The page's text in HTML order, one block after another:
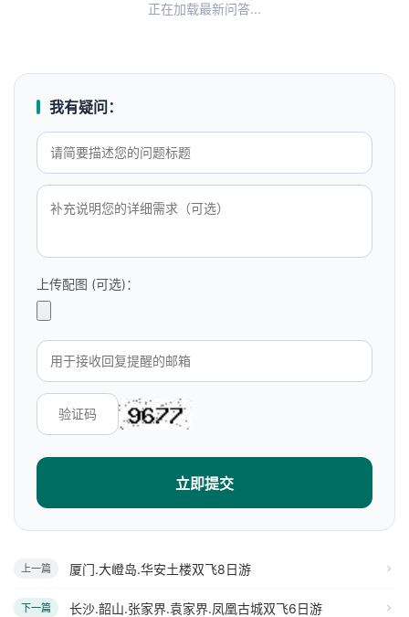
正在加载最新问答...
我有疑问：
上传配图 (可选)：
立即提交
上一篇 厦门.大嶝岛.华安土楼双飞8日游
下一篇 长沙.韶山.张家界.袁家界.凤凰古城双飞6日游